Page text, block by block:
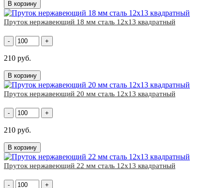
В корзину
Пруток нержавеющий 18 мм сталь 12х13 квадратный
- +
210 руб.
В корзину
Пруток нержавеющий 20 мм сталь 12х13 квадратный
- +
210 руб.
В корзину
Пруток нержавеющий 22 мм сталь 12х13 квадратный
- +